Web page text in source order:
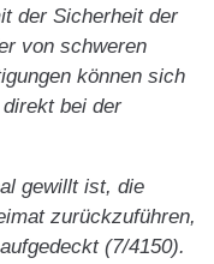
der Sicherheit der
von schweren
können sich
bei der
gewillt ist, die
zurückzuführen,
(7/4150).